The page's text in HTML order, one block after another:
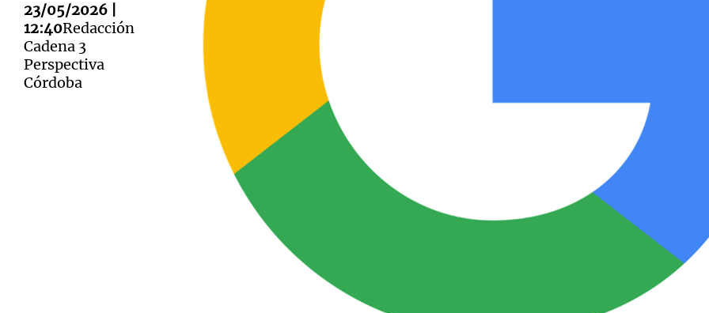
23/05/2026 |
12:40Redacción
Cadena 3
Perspectiva
Córdoba
Editorial Mundial 2026 La Sole en Cadena 3 Cadena 3